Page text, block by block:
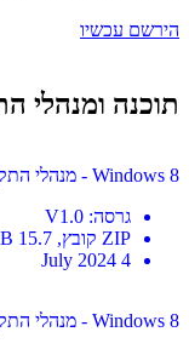
הירשם עכשיו
תוכנה ומנהלי
Windows 8 - מנהלי התקן - English (US)
גרסה:
V1.0
ZIP קובץ, 15.7 kB
4 July 2024
Windows 8 - מנהלי התקן - English (US)